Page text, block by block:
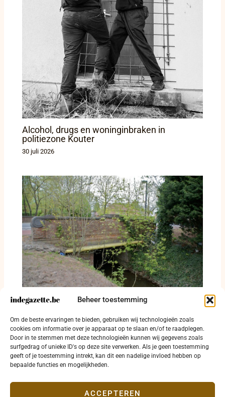
Beheer toestemming
Om de beste ervaringen te bieden, gebruiken wij technologieën zoals
cookies om informatie over je apparaat op te slaan en/of te raadplegen.
Door in te stemmen met deze technologieën kunnen wij gegevens zoals
surfgedrag of unieke ID's op deze site verwerken. Als je geen toestemming
geeft of je toestemming intrekt, kan dit een nadelige invloed hebben op
bepaalde functies en mogelijkheden.
ACCEPTEREN
Alcohol, drugs en woninginbraken in
politiezone Kouter
30 juli 2026
Vier verkeersfeiten in Jabbeke, Gistel en
Torhout: twee gewonden en rijbewijs
ingetrokken
24 juli 2026